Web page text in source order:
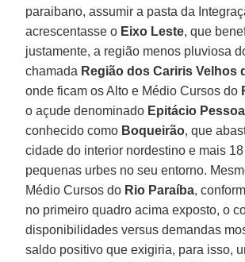
paraibano, assumir a pasta da
acrescentasse o Eixo Leste, que
justamente, a região menos pluviosa
chamada Região dos Cariris Velhos
onde ficam os Alto e Médio Cursos do
o açude denominado Epitácio Pessoa
conhecido como Boqueirão, que
cidade do interior nordestino e mais
pequenas urbes no seu entorno.
Médio Cursos do Rio Paraíba,
no primeiro quadro acima exposto, o
disponibilidades versus demandas
saldo positivo que exigiria, para isso,